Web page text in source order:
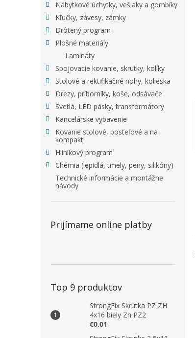
Nábytkové úchytky, vešiaky a gombíky
Kľučky, závesy, zámky
Drôtený program
Plošné materiály
Lamináty
Spojovacie kovanie, skrutky, kolíky
Stolové a rektifikačné nohy, kolieska
Drezy, príborníky, koše, odsávače
Svetlá, LED pásky, transformátory
Kancelárske vybavenie
Kovanie stolové, posteľové a na
kompakt
Hliníkový program
Chémia (lepidlá, tmely, peny, silikóny)
Technické informácie a montážne
návody
Prijímame online platby
Top 9 produktov
StrongFix Skrutka PZ ZH
4x16 biely Zn PZ2
€0,01